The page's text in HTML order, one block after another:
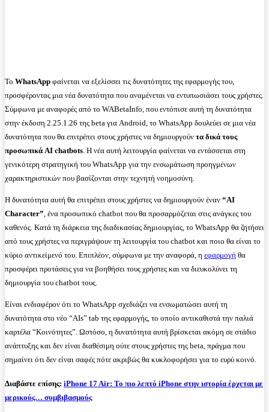
Το WhatsApp φαίνεται να εξελίσσει τις δυνατότητες της εφαρμογής του,
προσφέροντας μια νέα δυνατότητα που αναμένεται να εντυπωσιάσει τους χρήστες.
Σύμφωνα με αναφορές από το WABetaInfo, που εντόπισε αυτή τη δυνατότητα
στην έκδοση 2.25.1.26 της beta για Android, το WhatsApp δουλεύει σε μια νέα
δυνατότητα που θα επιτρέπει στους χρήστες να δημιουργούν τα δικά τους
προσωπικά AI chatbots . Η νέα αυτή λειτουργία φαίνεται να εντάσσεται στη
γενικότερη στρατηγική του WhatsApp για την ενσωμάτωση προηγμένων
χαρακτηριστικών που βασίζονται στην τεχνητή νοημοσύνη.
Η δυνατότητα αυτή θα επιτρέπει στους χρήστες να δημιουργούν έναν “AI
Character” , ένα προσωπικό chatbot που θα προσαρμόζεται στις ανάγκες του
καθενός. Κατά τη διάρκεια της διαδικασίας δημιουργίας, το WhatsApp θα ζητήσει
από τους χρήστες να περιγράψουν τη λειτουργία του chatbot και ποιο θα είναι το
κύριο αντικείμενό του. Επιπλέον, σύμφωνα με την αναφορά, η εφαρμογή θα
προσφέρει προτάσεις για να βοηθήσει τους χρήστες και να διευκολύνει τη
δημιουργία του chatbot τους.
Είναι ενδιαφέρον ότι το WhatsApp σχεδιάζει να ενσωματώσει αυτή τη
δυνατότητα στο νέο “AIs” tab της εφαρμογής, το οποίο αντικαθιστά την παλιά
καρτέλα “Κοινότητες”. Ωστόσο, η δυνατότητα αυτή βρίσκεται ακόμη σε στάδιο
ανάπτυξης και δεν είναι διαθέσιμη ούτε στους χρήστες της beta, πράγμα που
σημαίνει ότι δεν είναι σαφές πότε ακριβώς θα κυκλοφορήσει για το ευρύ κοινό.
Διαβάστε επίσης: iPhone 17 Air: Το πιο λεπτό iPhone στην ιστορία έρχεται με
μερικούς… συμβιβασμούς